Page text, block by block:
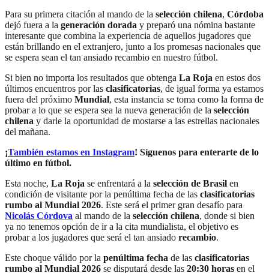
Para su primera citación al mando de la selección chilena, Córdoba
dejó fuera a la generación dorada y preparó una nómina bastante
interesante que combina la experiencia de aquellos jugadores que
están brillando en el extranjero, junto a los promesas nacionales que
se espera sean el tan ansiado recambio en nuestro fútbol.
Si bien no importa los resultados que obtenga La Roja en estos dos
últimos encuentros por las clasificatorias, de igual forma ya estamos
fuera del próximo Mundial, esta instancia se toma como la forma de
probar a lo que se espera sea la nueva generación de la selección
chilena y darle la oportunidad de mostarse a las estrellas nacionales
del mañana.
¡También estamos en Instagram! Síguenos para enterarte de lo
último en fútbol.
Esta noche, La Roja se enfrentará a la selección de Brasil en
condición de visitante por la penúltima fecha de las clasificatorias
rumbo al Mundial 2026. Este será el primer gran desafío para
Nicolás Córdova al mando de la selección chilena, donde si bien
ya no tenemos opción de ir a la cita mundialista, el objetivo es
probar a los jugadores que será el tan ansiado recambio.
Este choque válido por la penúltima fecha de las clasificatorias
rumbo al Mundial 2026 se disputará desde las 20:30 horas en el